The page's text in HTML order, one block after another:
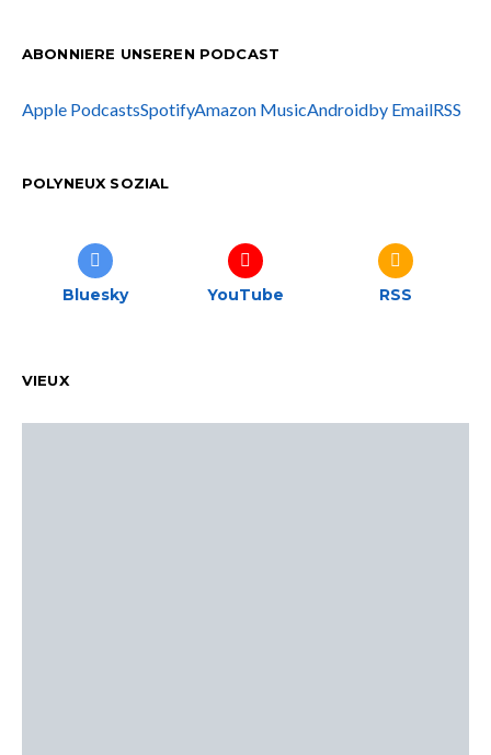
ABONNIERE UNSEREN PODCAST
Apple PodcastsSpotifyAmazon MusicAndroidby EmailRSS
POLYNEUX SOZIAL
Bluesky YouTube RSS
VIEUX